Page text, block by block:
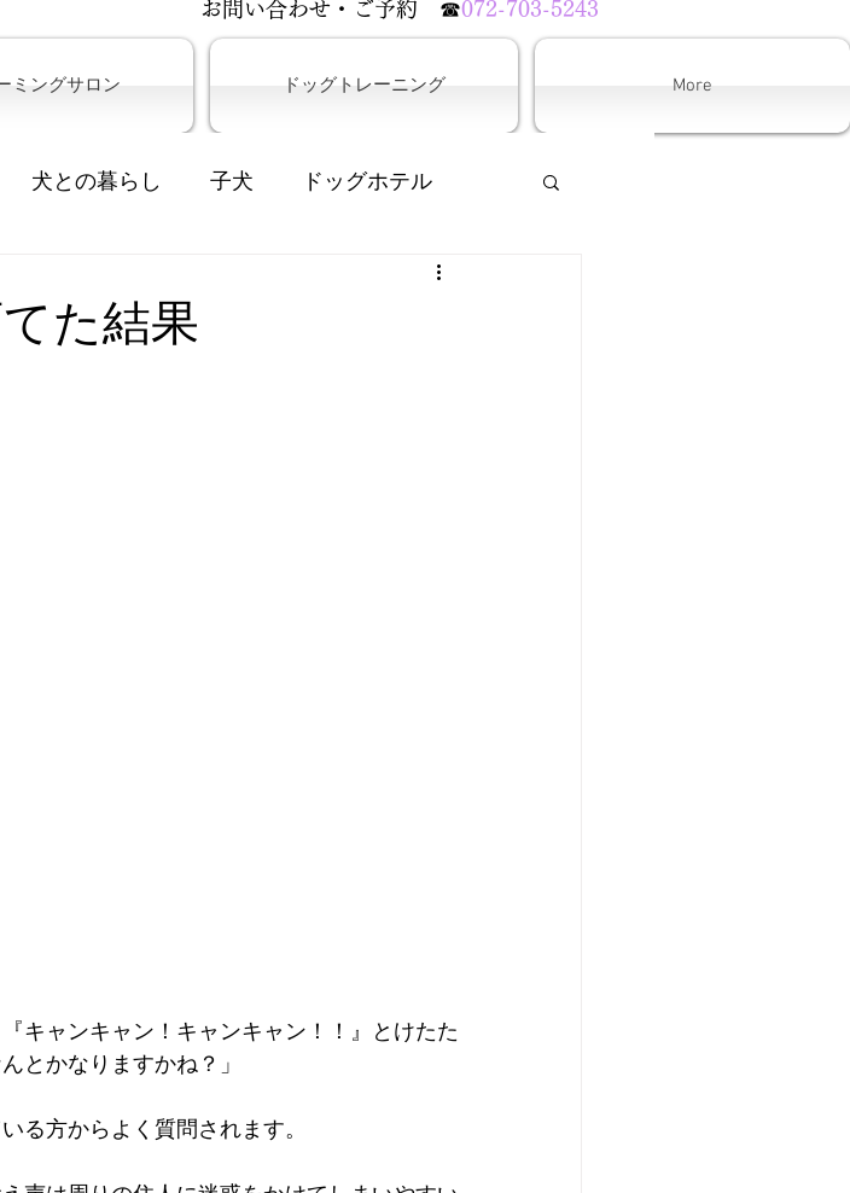
​お問い合わせ・ご予約 ☎072-703-5243
ミングサロン ドッグトレーニング More
犬との暮らし 子犬 ドッグホテル
た結果
キャンキャン！キャンキャン！！』とけたた
とかなりますかね？」
る方からよく質問されます。